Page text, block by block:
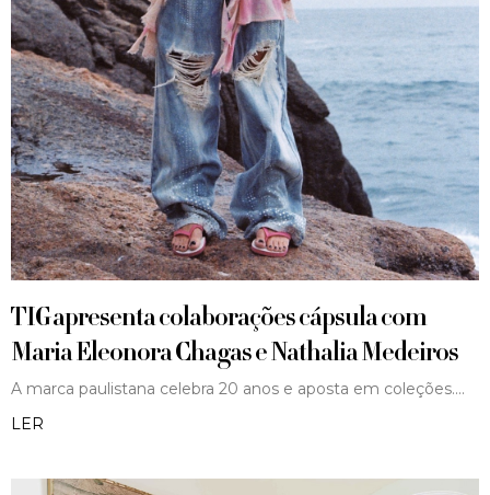
TIG apresenta colaborações cápsula com
Maria Eleonora Chagas e Nathalia Medeiros
A marca paulistana celebra 20 anos e aposta em coleções.
LER